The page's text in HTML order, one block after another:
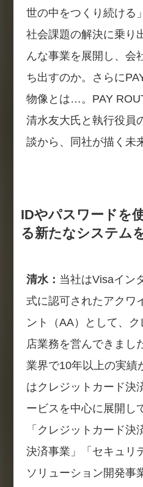
世の中をつくり続ける
社会課題の解決に乗り
んな事業を展開し、会
ち出すのか。さらに
物像とは…。PAY
清水友大氏と執行役員
談から、同社が描く未
IDやパスワードを
る新たなシステム
清水： 当社はVisaイン
式に認可されたアクワ
ント（AA）として、
店業務を営んできまし
業界で10年以上の実績
はクレジットカード決
ービスを中心に展開し
「クレジットカード
決済事業」「セキュリ
ソリューション開発事